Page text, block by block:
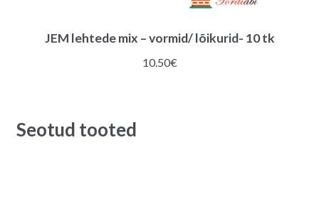
JEM lehtede mix – vormid/ lõikurid- 10 tk
10.50€
Seotud tooted